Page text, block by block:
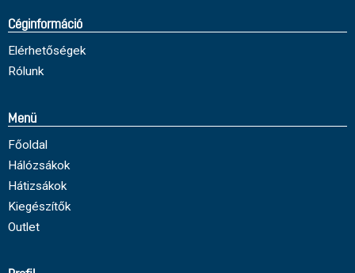
Céginformáció
Elérhetőségek
Rólunk
Menü
Főoldal
Hálózsákok
Hátizsákok
Kiegészítők
Outlet